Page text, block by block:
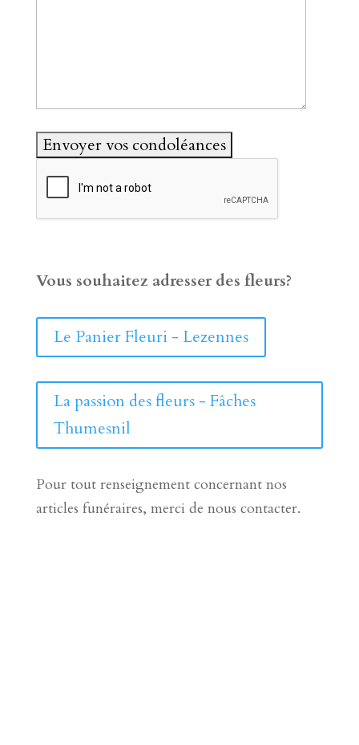
Vous souhaitez adresser des fleurs?
Le Panier Fleuri - Lezennes
La passion des fleurs - Fâches
Thumesnil
Pour tout renseignement concernant nos
articles funéraires, merci de nous contacter.